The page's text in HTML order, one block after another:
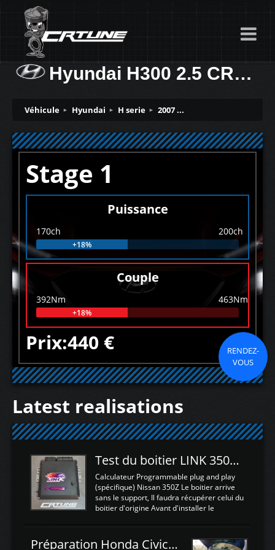
Hyundai H300 2.5 CRDI 170ch
Véhicule Hyundai H serie 2007 ...
Stage 1
Puissance
170ch 200ch
+18%
Couple
392Nm 463Nm
+18%
Prix:440 €
RENDEZ-
VOUS
Latest realisations
Test du boitier LINK 350Z Plugin ECU
Calculateur Programmable plug and play
(spécifique) Nissan 350Z Le boitier arrive
sans le support, Il faudra récupérer celui du
boitier d'origine Avant d'installer le
d'envoyer l'information de la large bande
Préparation Honda Civic Type R FK2